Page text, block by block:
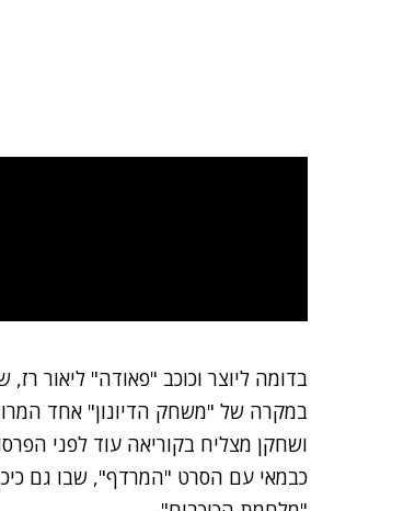
בדומה ליוצר וכוכב "פאודה" ליאור
ושחקן מצליח בקוריאה עוד לפני
כבמאי עם הסרט "המרדף", שבו גם